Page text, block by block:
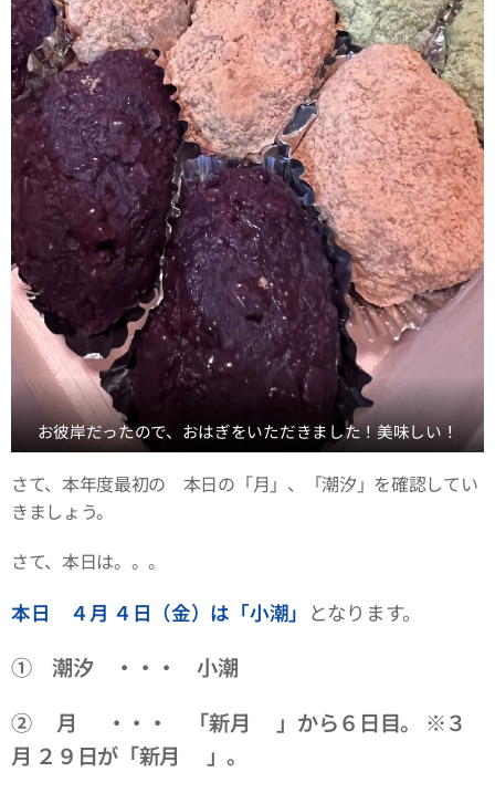
お彼岸だったので、おはぎをいただきました！美味しい！
さて、本年度最初の 本日の「月」、「潮汐」を確認してい
きましょう。
さて、本日は。。。
本日 ４月 ４日（金）は「小潮」 となります。
① 潮汐 ・・・ 小潮
② 月 ・・・ 「新月🌑」から６日目。 ※３
月 ２９日が「新月🌑」。